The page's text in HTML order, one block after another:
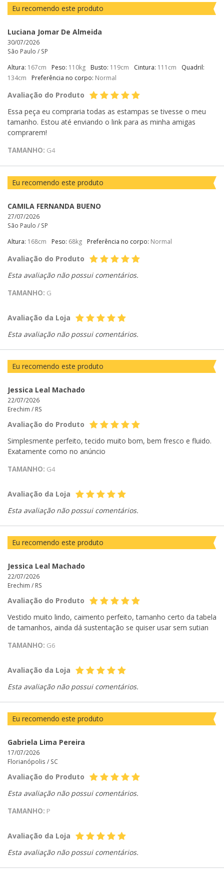
Eu recomendo este produto
Luciana Jomar De Almeida
30/07/2026
São Paulo / SP
Altura: 167cm Peso: 110kg Busto: 119cm Cintura: 111cm
Quadril:
134cm
Preferência no corpo: Normal
Avaliação do Produto
Essa peça eu compraria todas as estampas se tivesse o meu
tamanho. Estou até enviando o link para as minha amigas
comprarem!
TAMANHO: G4
Eu recomendo este produto
CAMILA FERNANDA BUENO
27/07/2026
São Paulo / SP
Altura: 168cm Peso: 68kg Preferência no corpo: Normal
Avaliação do Produto
Esta avaliação não possui comentários.
TAMANHO: G
Avaliação da Loja
Esta avaliação não possui comentários.
Eu recomendo este produto
Jessica Leal Machado
22/07/2026
Erechim / RS
Avaliação do Produto
Simplesmente perfeito, tecido muito bom, bem fresco e fluido.
Exatamente como no anúncio
TAMANHO: G4
Avaliação da Loja
Esta avaliação não possui comentários.
Eu recomendo este produto
Jessica Leal Machado
22/07/2026
Erechim / RS
Avaliação do Produto
Vestido muito lindo, caimento perfeito, tamanho certo da tabela
de tamanhos, ainda dá sustentação se quiser usar sem sutian
TAMANHO: G6
Avaliação da Loja
Esta avaliação não possui comentários.
Eu recomendo este produto
Gabriela Lima Pereira
17/07/2026
Florianópolis / SC
Avaliação do Produto
Esta avaliação não possui comentários.
TAMANHO: P
Avaliação da Loja
Esta avaliação não possui comentários.